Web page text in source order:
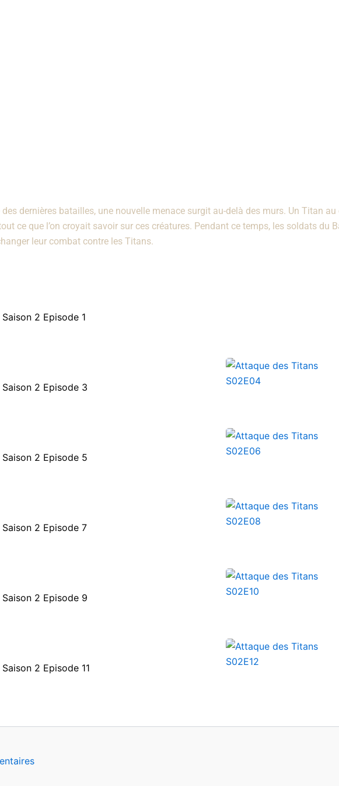
dernières batailles, une nouvelle menace surgit au-delà des murs. Un Titan
ce que l’on croyait savoir sur ces créatures. Pendant ce temps, les soldats du
leur combat contre les Titans.
Saison 2 Episode 1
Saison 2 Episode 3
Saison 2 Episode 5
Saison 2 Episode 7
Saison 2 Episode 9
Saison 2 Episode 11